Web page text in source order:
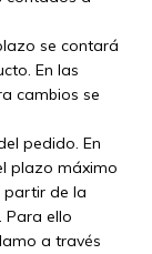
se contará
En las
cambios se
pedido. En
plazo máximo
partir de la
Para ello
a través